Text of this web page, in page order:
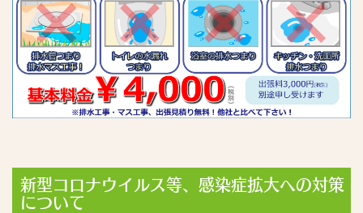
新型コロナウイルス等、感染症拡大への対策
について